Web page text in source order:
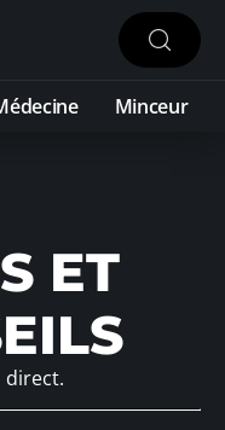
Minceur
ET
direct.